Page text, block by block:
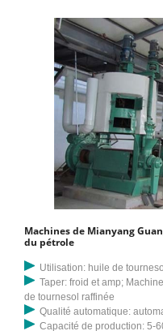
Machines de Mianyang
du pétrole
Utilisation: huile de
Taper: froid et amp;
de tournesol raffinée
Qualité automatique:
Capacité de production: 5-